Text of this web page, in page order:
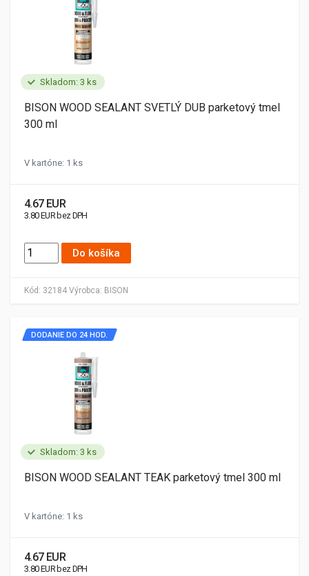
Skladom: 3 ks
Kód: 32184 Výrobca: BISON
BISON WOOD SEALANT SVETLÝ DUB parketový tmel
300 ml
V kartóne: 1 ks
4.67 EUR
3.80 EUR bez DPH
Do košíka
Skladom: 3 ks
DODANIE DO 24 HOD.
BISON WOOD SEALANT TEAK parketový tmel 300 ml
V kartóne: 1 ks
4.67 EUR
3.80 EUR bez DPH